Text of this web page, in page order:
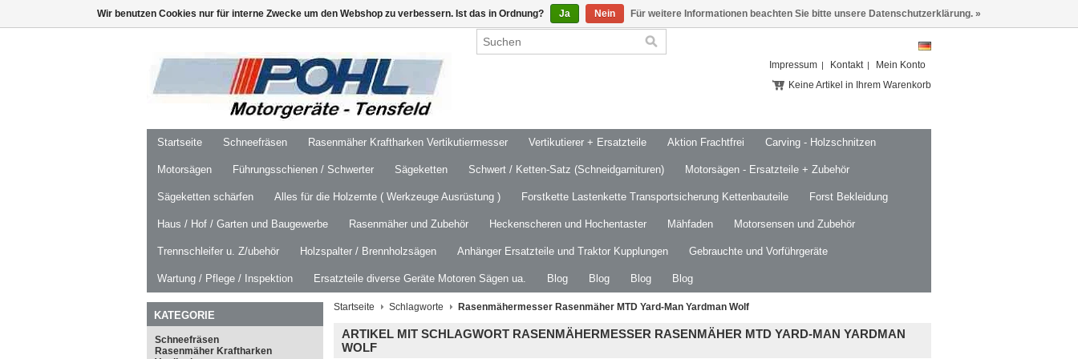
Impressum Kontakt
Mein Konto
Keine Artikel in Ihrem Warenkorb
Startseite Schneefräsen Rasenmäher Kraftharken Vertikutiermesser Vertikutierer + Ersatzteile Aktion Frachtfrei Carving - Holzschnitzen
Motorsägen Führungsschienen / Schwerter Sägeketten Schwert / Ketten-Satz (Schneidgarnituren) Motorsägen - Ersatzteile + Zubehör
Sägeketten schärfen Alles für die Holzernte ( Werkzeuge Ausrüstung ) Forstkette Lastenkette Transportsicherung Kettenbauteile Forst Bekleidung
Haus / Hof / Garten und Baugewerbe Rasenmäher und Zubehör Heckenscheren und Hochentaster Mähfaden Motorsensen und Zubehör
Trennschleifer u. Z/ubehör Holzspalter / Brennholzsägen Anhänger Ersatzteile und Traktor Kupplungen Gebrauchte und Vorführgeräte
Wartung / Pflege / Inspektion Ersatzteile diverse Geräte Motoren Sägen ua. Blog Blog Blog Blog
KATEGORIE
Schneefräsen
Rasenmäher Kraftharken
Startseite Schlagworte Rasenmähermesser Rasenmäher MTD Yard-Man Yardman Wolf
ARTIKEL MIT SCHLAGWORT RASENMÄHERMESSER RASENMÄHER MTD YARD-MAN YARDMAN
WOLF
Wir benutzen Cookies nur für interne Zwecke um den Webshop zu verbessern. Ist das in Ordnung? Ja Nein Für weitere Informationen beachten Sie bitte unsere Datenschutzerklärung. »